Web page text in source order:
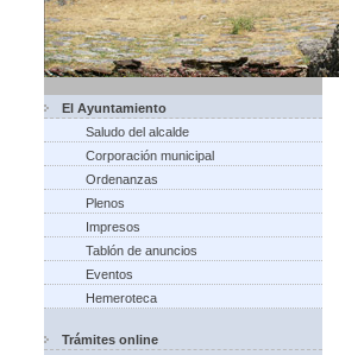
El Ayuntamiento
Saludo del alcalde
Corporación municipal
Ordenanzas
Plenos
Impresos
Tablón de anuncios
Eventos
Hemeroteca
Trámites online